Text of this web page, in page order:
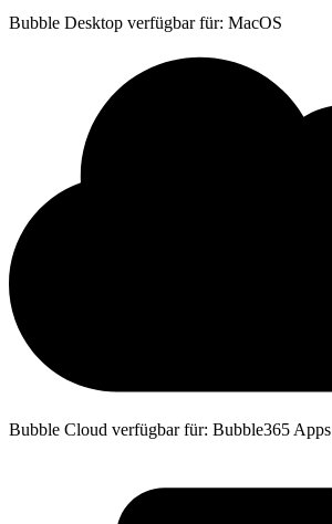
Bubble Desktop verfügbar für: MacOS
Bubble Cloud verfügbar für: Bubble365 Apps